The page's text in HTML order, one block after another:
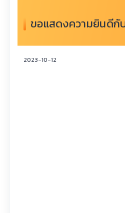
ขอแสดงความยินดีกั
2023-10-12